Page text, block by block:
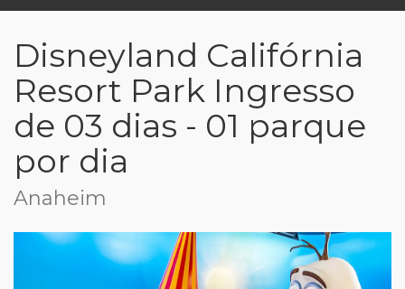
Disneyland Califórnia
Resort Park Ingresso
de 03 dias - 01 parque
por dia
Anaheim